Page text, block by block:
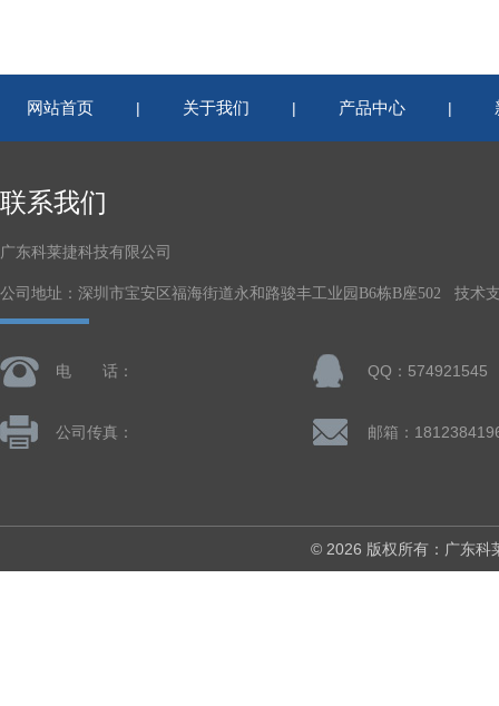
网站首页 | 关于我们 | 产品中心 |
联系我们
广东科莱捷科技有限公司
公司地址：深圳市宝安区福海街道永和路骏丰工业园B6栋B座502 技术
电 话： QQ：574921545
公司传真：
© 2026 版权所有：广东